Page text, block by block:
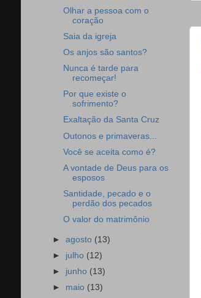
Olhar a pessoa com o
coração
Saia da igreja
Os anjos são santos?
Nunca é tarde para
recomeçar!
Por que existe o
sofrimento?
Exaltação da Santa Cruz
Outonos e primaveras...
Você se aceita como é?
A vontade de Deus para os
esposos
Santidade, pecado e o
perdão dos pecados
O valor do matrimônio
►agosto (13)
► julho (12)
► junho (13)
► maio (13)